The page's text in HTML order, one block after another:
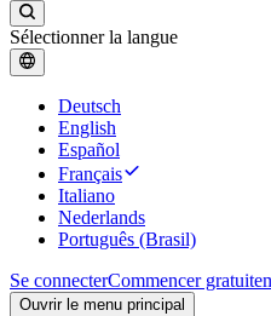
Sélectionner la langue
Deutsch
English
Español
Français
Italiano
Nederlands
Português (Brasil)
Se connecterCommencer
Ouvrir le menu principal